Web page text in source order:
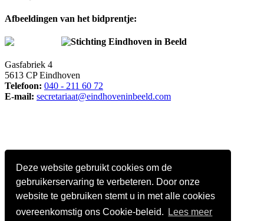
Deze website gebruikt cookies om de
gebruikerservaring te verbeteren. Door onze
website te gebruiken stemt u in met alle cookies
overeenkomstig ons Cookie-beleid.
Lees meer
Afbeeldingen van het bidprentje:
Stichting Eindhoven in Beeld
Gasfabriek 4
5613 CP Eindhoven
Telefoon: 040 - 211 60 72
E-mail: secretariaat@eindhoveninbeeld.com